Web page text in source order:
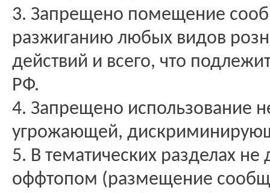
3. Запрещено помещение
разжиганию любых видов
действий и всего, что
РФ.
4. Запрещено использование
угрожающей,
5. В тематических разделах не
оффтопом (размещение